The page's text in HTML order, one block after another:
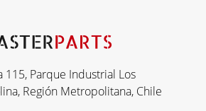
115, Parque Industrial Los
Región Metropolitana, Chile